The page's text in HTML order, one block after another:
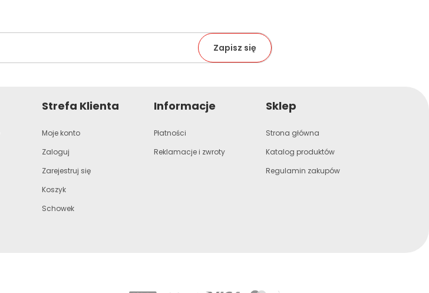
Strefa Klienta
Moje konto
Zaloguj
Zarejestruj się
Koszyk
Schowek
Informacje
Płatności
Reklamacje i zwroty
Sklep
Strona główna
Katalog produktów
Regulamin zakupów